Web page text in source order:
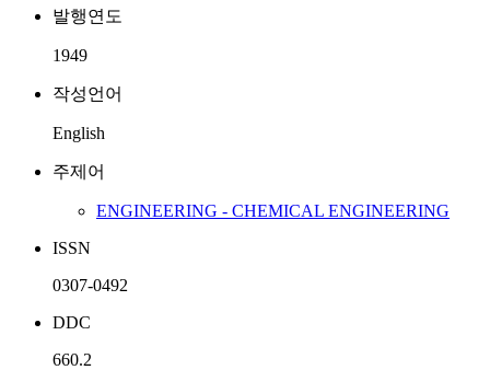
발행연도
1949
작성언어
English
주제어
ENGINEERING - CHEMICAL ENGINEERING
ISSN
0307-0492
DDC
660.2